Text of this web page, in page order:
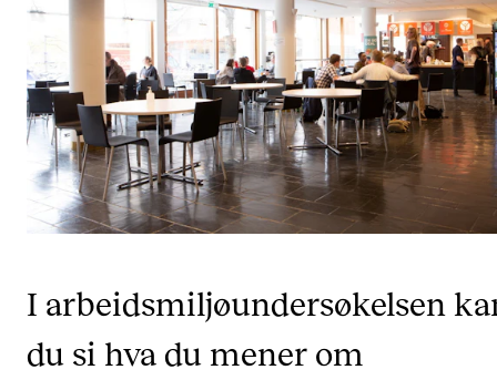
VERKTØY OG HJELP
IT og digitale tjenester
Canvas
Innkjøp og økonomi
Kommunikasjon
UNDERVISNING OG STUDENTSTØTTE
I arbeidsmiljøundersøkelsen
du si hva du mener om